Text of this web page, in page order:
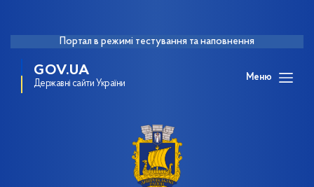
Портал в режимі тестування та наповнення
GOV.UA
Державні сайти України
Меню